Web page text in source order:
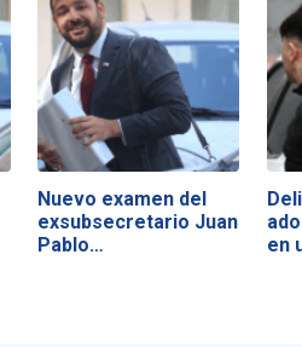
Nuevo examen del
exsubsecretario Juan
Pablo…
en